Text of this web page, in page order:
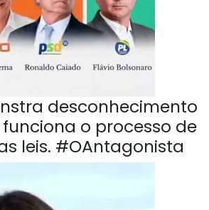
desconhecimento
o processo de
leis. #OAntagonista